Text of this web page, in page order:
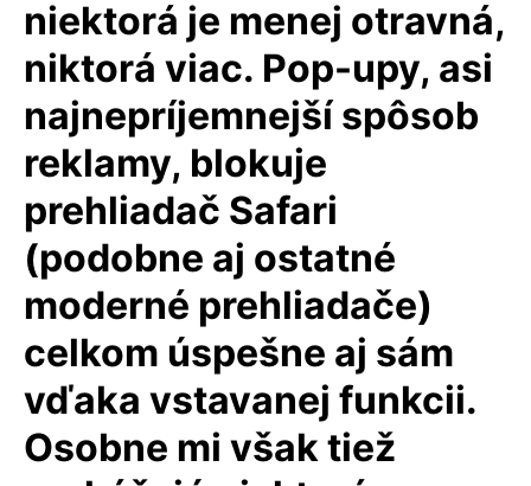
niektorá je menej otravná,
niktorá viac. Pop-upy, asi
najnepríjemnejší spôsob
reklamy, blokuje
prehliadač Safari
(podobne aj ostatné
moderné prehliadače)
celkom úspešne aj sám
vďaka vstavanej funkcii.
Osobne mi však tiež